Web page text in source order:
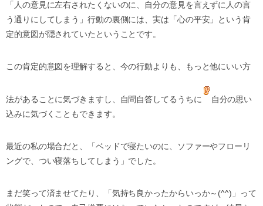
「人の意見に左右されたくないのに、自分の意見を言えずに人の言
う通りにしてしまう」行動の裏側には、実は「心の平安」という肯
定的意図が隠されていたということです。
この肯定的意図を理解すると、今の行動よりも、もっと他にいい方
法があることに気づきますし、自問自答してるうちに
自分の思い
込みに気づくこともできます。
最近の私の場合だと、「ベッドで寝たいのに、ソファーやフローリ
ングで、つい寝落ちしてしまう」でした。
まだ笑って済ませてたり、「気持ち良かったからいっか～(^^)」って